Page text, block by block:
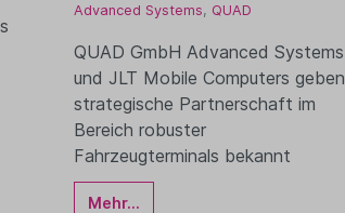
Advanced Systems, QUAD
QUAD GmbH Advanced Systems
und JLT Mobile Computers geben
strategische Partnerschaft im
Bereich robuster
Fahrzeugterminals bekannt
Mehr...